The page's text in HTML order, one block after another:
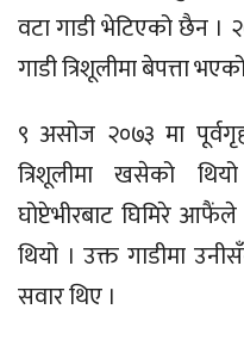
वटा गाडी भेटिएको छैन
गाडी त्रिशूलीमा बेपत्ता
९ असोज २०७३ मा
त्रिशूलीमा खसेको
घोप्टेभीरबाट घिमिरे
थियो । उक्त गाडीमा
सवार थिए ।